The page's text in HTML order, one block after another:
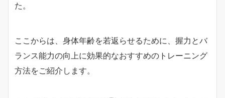
た。
ここからは、身体年齢を若返らせるために、握力とバ
ランス能力の向上に効果的なおすすめのトレーニング
方法をご紹介します。